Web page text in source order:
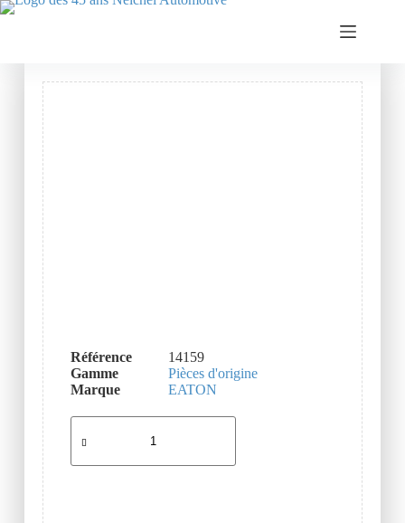
Référence
14159
Gamme
Pièces d'origine
Marque
EATON